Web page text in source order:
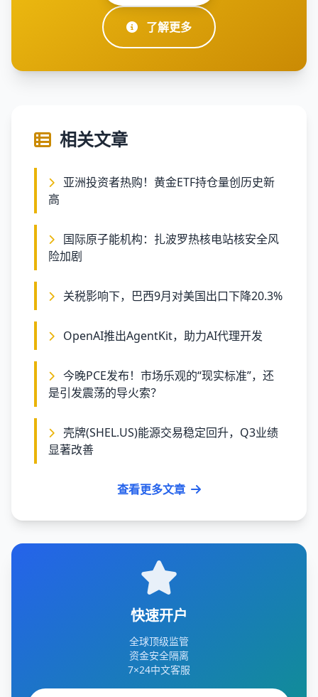
了解更多
相关文章
高
险加剧
关税影响下，巴西9月对美国出口下降20.3%
OpenAI推出AgentKit，助力AI代理开发
是引发震荡的导火索？
显著改善
查看更多文章
快速开户
全球顶级监管
资金安全隔离
7×24中文客服